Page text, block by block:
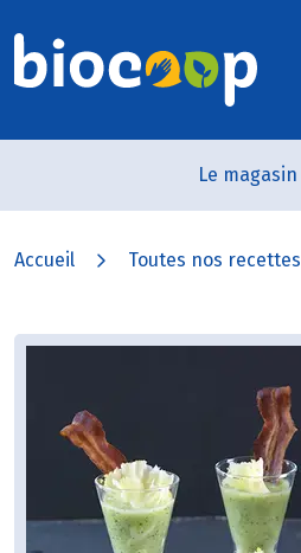
Le magasin
Accueil Toutes nos recettes